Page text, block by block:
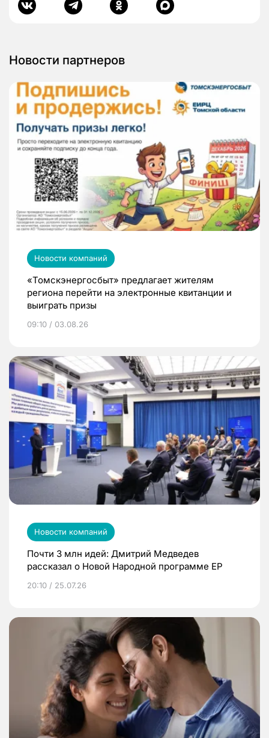
Новости партнеров
Новости компаний
«Томскэнергосбыт» предлагает жителям
региона перейти на электронные квитанции и
выиграть призы
09:10 / 03.08.26
Новости компаний
Почти 3 млн идей: Дмитрий Медведев
рассказал о Новой Народной программе ЕР
20:10 / 25.07.26